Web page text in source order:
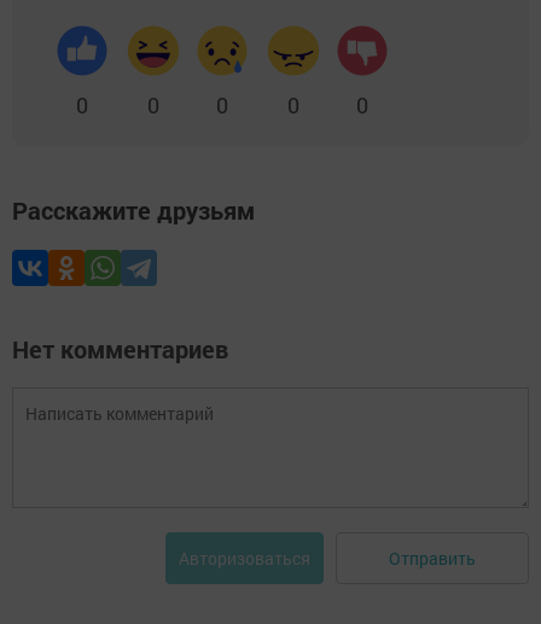
0 0 0 0 0
Расскажите друзьям
Нет комментариев
Авторизоваться Отправить